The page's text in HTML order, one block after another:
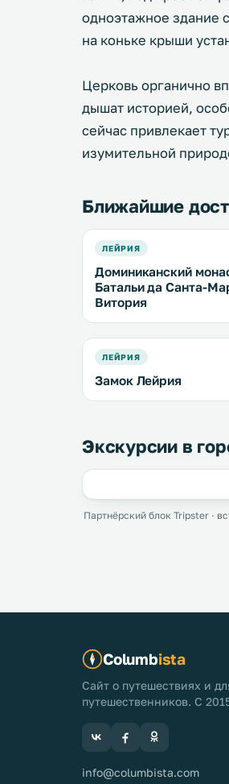
одноэтажное здание
на коньке крыши
Церковь органично
дышат историей,
сейчас привлекает
изумительной
Ближайшие
ЛЕЙРИЯ
Доминиканский
Батальи да Санта-
Витория
ЛЕЙРИЯ
Замок Лейрия
Экскурсии в
Партнёрский блок Tripster ·
Columbista
Сайт о путешествиях и
путешественников. С
info@columbista.com